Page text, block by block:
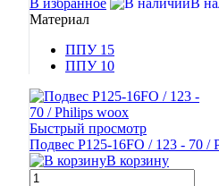
Материал
ППУ 15
ППУ 10
Быстрый просмотр
Подвес Р125-16FO / 123 - 70 /
В корзину